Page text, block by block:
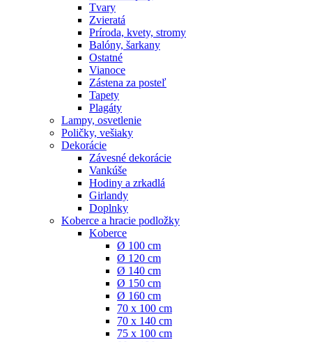
Tvary
Zvieratá
Príroda, kvety, stromy
Balóny, šarkany
Ostatné
Vianoce
Zástena za posteľ
Tapety
Plagáty
Lampy, osvetlenie
Poličky, vešiaky
Dekorácie
Závesné dekorácie
Vankúše
Hodiny a zrkadlá
Girlandy
Doplnky
Koberce a hracie podložky
Koberce
Ø 100 cm
Ø 120 cm
Ø 140 cm
Ø 150 cm
Ø 160 cm
70 x 100 cm
70 x 140 cm
75 x 100 cm